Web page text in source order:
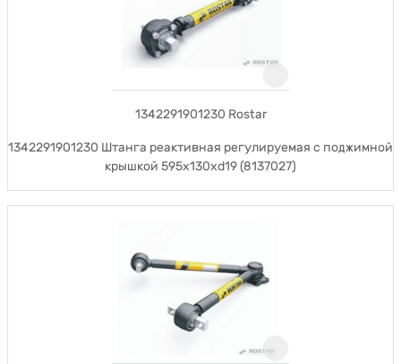
1342291901230 Rostar
1342291901230 Штанга реактивная регулируемая с поджимной
крышкой 595x130xd19 (8137027)